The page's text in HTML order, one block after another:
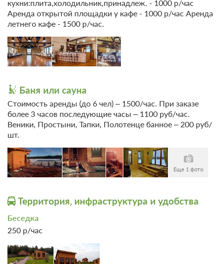
Прокат
Баня
кухни:плита,холодильник,принадлеж. - 1000 р/час
Аренда открытой площадки у кафе - 1000 р/час Аренда
летнего кафе - 1500 р/час.
Баня или сауна
Стоимость аренды (до 6 чел) – 1500/час. При заказе
более 3 часов последующие часы – 1100 руб/час.
Веники, Простыни, Тапки, Полотенце банное – 200 руб/
шт.
Еще 1 фото
Территория, инфраструктура и удобства
Беседка
250 р/час